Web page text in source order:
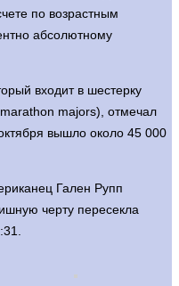
по возрастным
абсолютному
входит в шестерку
majors), отмечал
вышло около 45 000
Гален Рупп
черту пересекла